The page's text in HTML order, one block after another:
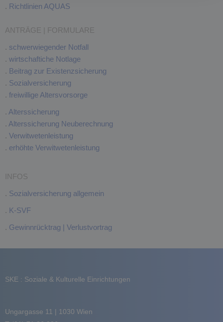
. Richtlinien AQUAS
ANTRÄGE | FORMULARE
. schwerwiegender Notfall
. wirtschaftiche Notlage
. Beitrag zur Existenzsicherung
. Sozialversicherung
. freiwillige Altersvorsorge
. Alterssicherung
. Alterssicherung Neuberechnung
. Verwitwetenleistung
. erhöhte Verwitwetenleistung
INFOS
. Sozialversicherung allgemein
. K-SVF
. Gewinnrücktrag | Verlustvortrag
SKE : Soziale & Kulturelle Einrichtungen
Ungargasse 11 | 1030 Wien